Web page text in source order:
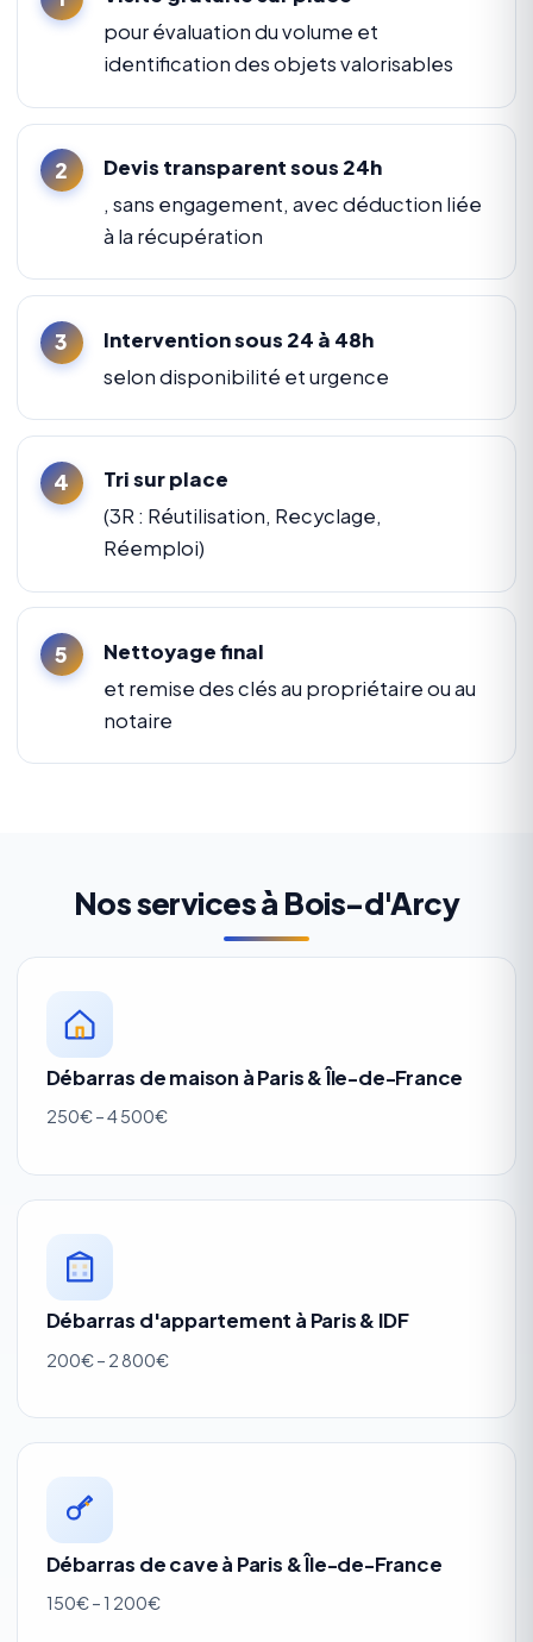
pour évaluation du volume et
identification des objets valorisables
Devis transparent sous 24h
, sans engagement, avec déduction liée
à la récupération
Intervention sous 24 à 48h
selon disponibilité et urgence
Tri sur place
(3R : Réutilisation, Recyclage,
Réemploi)
Nettoyage final
et remise des clés au propriétaire ou au
notaire
Nos services à Bois-d'Arcy
Débarras de maison à Paris & Île-de-France
250€ – 4 500€
Débarras d'appartement à Paris & IDF
200€ – 2 800€
Débarras de cave à Paris & Île-de-France
150€ – 1 200€